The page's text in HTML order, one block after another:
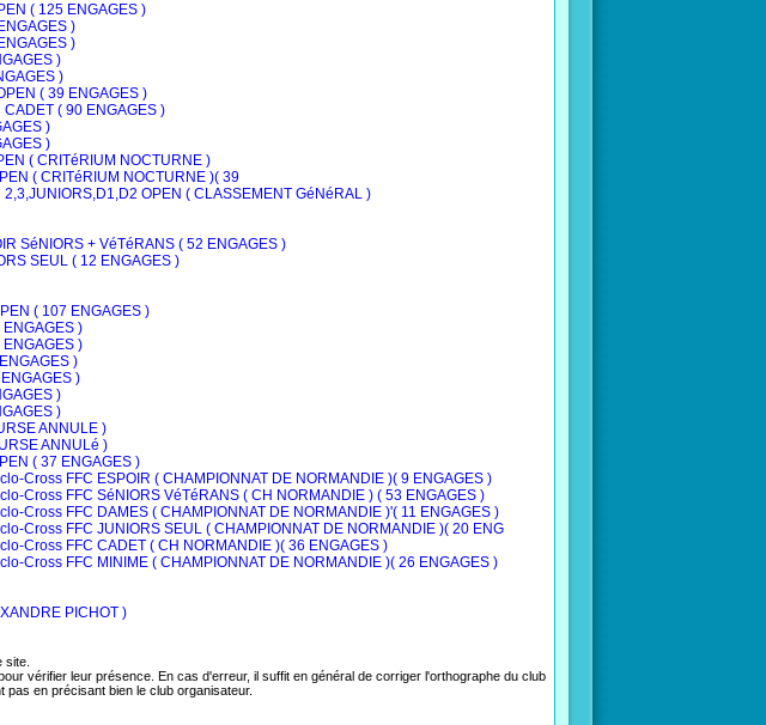
( 125 ENGAGES )
)
)
)
)
( 39 ENGAGES )
( 90 ENGAGES )
)
)
( CRITéRIUM NOCTURNE )
( CRITéRIUM NOCTURNE )( 39
OPEN ( CLASSEMENT GéNéRAL )
SéNIORS + VéTéRANS ( 52 ENGAGES )
SEUL ( 12 ENGAGES )
( 107 ENGAGES )
)
)
)
)
)
)
ANNULE )
ANNULé )
( 37 ENGAGES )
Cross FFC ESPOIR ( CHAMPIONNAT DE NORMANDIE )( 9 ENGAGES )
Cross FFC SéNIORS VéTéRANS ( CH NORMANDIE ) ( 53 ENGAGES )
Cross FFC DAMES ( CHAMPIONNAT DE NORMANDIE )'( 11 ENGAGES )
Cross FFC JUNIORS SEUL ( CHAMPIONNAT DE NORMANDIE )( 20 ENG
Cross FFC CADET ( CH NORMANDIE )( 36 ENGAGES )
Cross FFC MINIME ( CHAMPIONNAT DE NORMANDIE )( 26 ENGAGES )
PICHOT )
site.
vérifier leur présence. En cas d'erreur, il suffit en général de corriger l'orthographe du club
en précisant bien le club organisateur.